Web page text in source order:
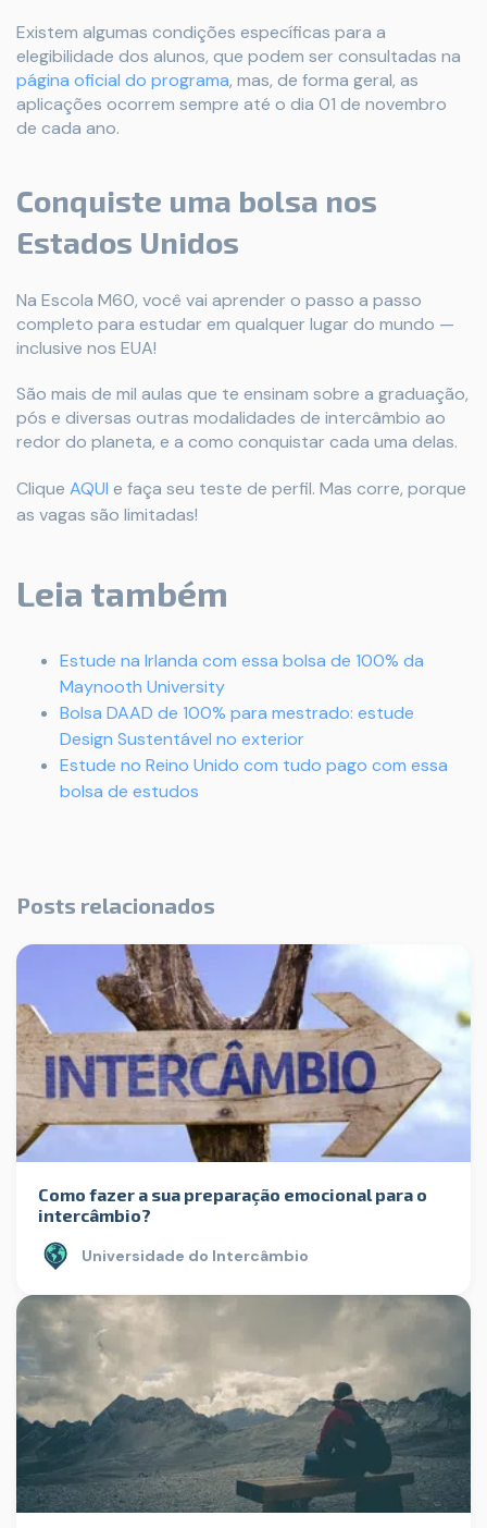
Existem algumas condições específicas para a
elegibilidade dos alunos, que podem ser consultadas na
página oficial do programa, mas, de forma geral, as
aplicações ocorrem sempre até o dia 01 de novembro
de cada ano.
Conquiste uma bolsa nos
Estados Unidos
Na Escola M60, você vai aprender o passo a passo
completo para estudar em qualquer lugar do mundo —
inclusive nos EUA!
São mais de mil aulas que te ensinam sobre a graduação,
pós e diversas outras modalidades de intercâmbio ao
redor do planeta, e a como conquistar cada uma delas.
Clique AQUI e faça seu teste de perfil. Mas corre, porque
as vagas são limitadas!
Leia também
Estude na Irlanda com essa bolsa de 100% da
Maynooth University
Bolsa DAAD de 100% para mestrado: estude
Design Sustentável no exterior
Estude no Reino Unido com tudo pago com essa
bolsa de estudos
Posts relacionados
Como fazer a sua preparação emocional para o
intercâmbio?
Universidade do Intercâmbio